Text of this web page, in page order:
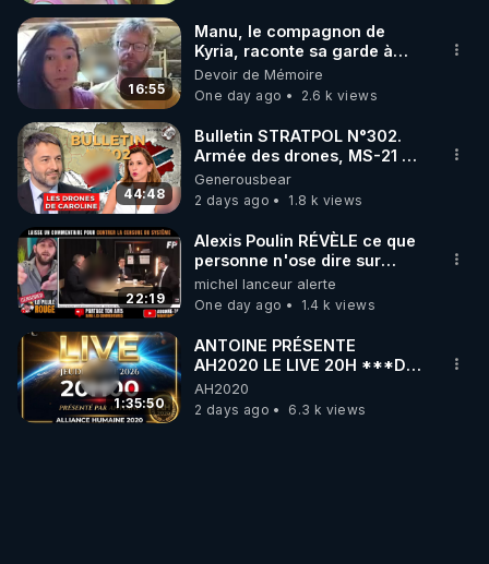
16:55
Manu, le compagnon de
Kyria, raconte sa garde à
vue musclée. PARTAGEZ!
Devoir de Mémoire
One day ago
2.6 k views
44:48
Bulletin STRATPOL N°302.
Armée des drones, MS-21 en
série, missiles coréens.
07.08.2026.
Generousbear
2 days ago
1.8 k views
22:19
Alexis Poulin RÉVÈLE ce que
personne n'ose dire sur
l'Union européenne (C'est
explosif)
michel lanceur alerte
One day ago
1.4 k views
1:35:50
ANTOINE PRÉSENTE
AH2020 LE LIVE 20H ***DU
06/08/2026***
AH2020
2 days ago
6.3 k views